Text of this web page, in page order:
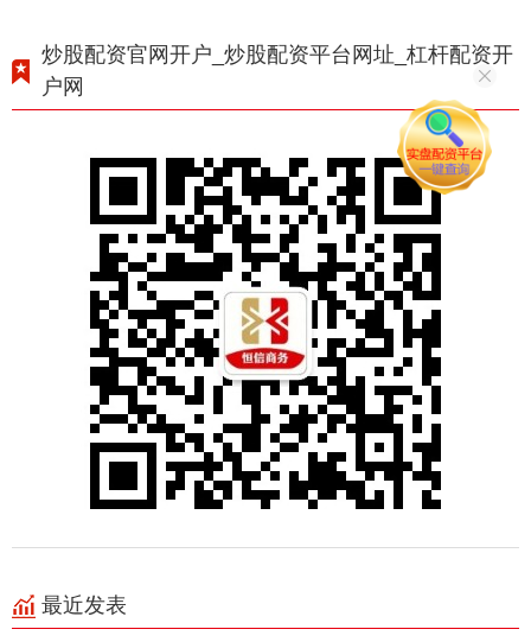
炒股配资官网开户_炒股配资平台网址_杠杆配资开
户网
最近发表